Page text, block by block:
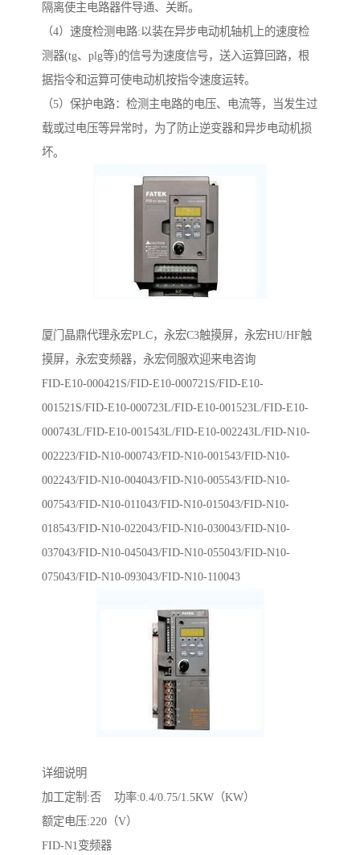
隔离使主电路器件导通、关断。
（4）速度检测电路:以装在异步电动机轴机上的速度检
测器(tg、plg等)的信号为速度信号，送入运算回路，根
据指令和运算可使电动机按指令速度运转。
（5）保护电路：检测主电路的电压、电流等，当发生过
载或过电压等异常时，为了防止逆变器和异步电动机损
坏。
厦门晶鼎代理永宏PLC，永宏C3触摸屏，永宏HU/HF触
摸屏，永宏变频器，永宏伺服欢迎来电咨询
FID-E10-000421S/FID-E10-000721S/FID-E10-
001521S/FID-E10-000723L/FID-E10-001523L/FID-E10-
000743L/FID-E10-001543L/FID-E10-002243L/FID-N10-
002223/FID-N10-000743/FID-N10-001543/FID-N10-
002243/FID-N10-004043/FID-N10-005543/FID-N10-
007543/FID-N10-011043/FID-N10-015043/FID-N10-
018543/FID-N10-022043/FID-N10-030043/FID-N10-
037043/FID-N10-045043/FID-N10-055043/FID-N10-
075043/FID-N10-093043/FID-N10-110043
详细说明
加工定制:否 功率:0.4/0.75/1.5KW（KW）
额定电压:220（V）
FID-N1变频器